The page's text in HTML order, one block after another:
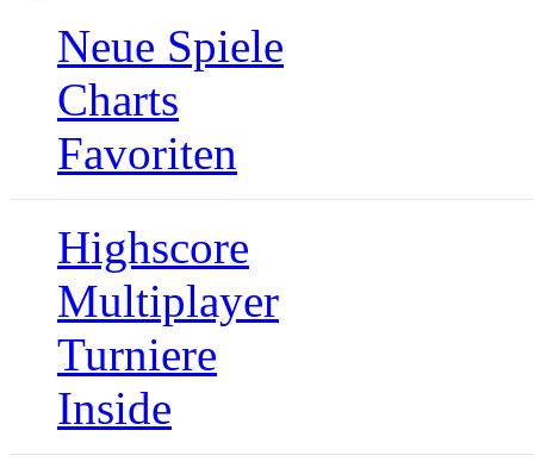
Neue Spiele
Charts
Favoriten
Highscore
Multiplayer
Turniere
Inside